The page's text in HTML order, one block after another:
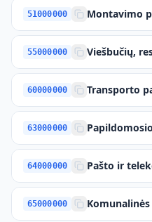
51000000 Montavimo
55000000 Viešbučių,
60000000 Transporto
63000000
64000000 Pašto ir
65000000